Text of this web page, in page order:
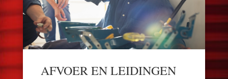
AFVOER EN LEIDINGEN